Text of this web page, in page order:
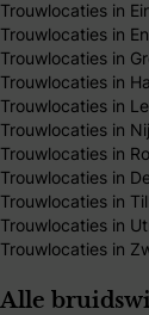
Trouwlocaties in
Trouwlocaties in
Trouwlocaties in
Trouwlocaties in
Trouwlocaties in
Trouwlocaties in
Trouwlocaties in
Trouwlocaties in
Trouwlocaties in
Trouwlocaties in
Trouwlocaties in
Alle